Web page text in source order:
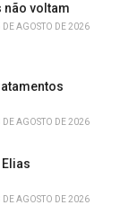
não voltam
DE AGOSTO DE 2026
DE AGOSTO DE 2026
DE AGOSTO DE 2026